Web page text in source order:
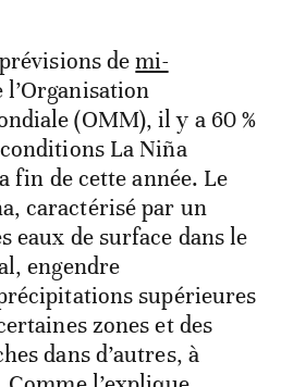
demi-
l’Organisation
(OMM), il y a 60 %
La Niña
fin de cette année. Le
caractérisé par un
eaux de surface dans le
engendre
supérieures
zones et des
dans d’autres, à